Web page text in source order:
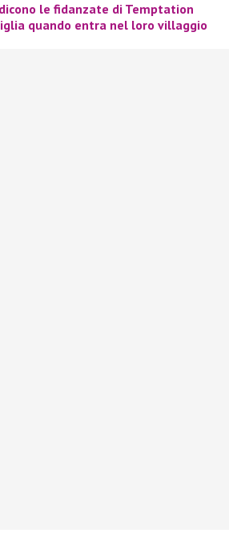
le fidanzate di Temptation
quando entra nel loro villaggio